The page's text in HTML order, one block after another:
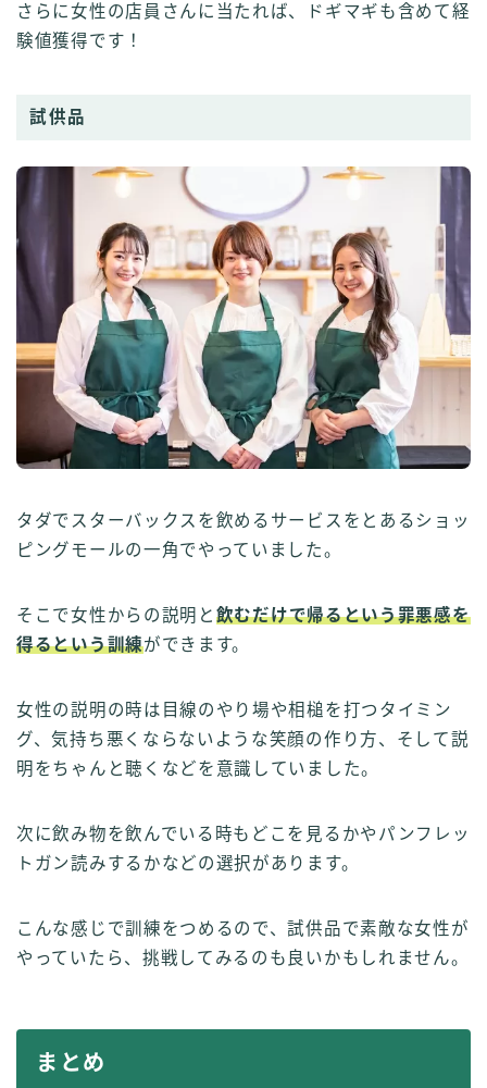
さらに女性の店員さんに当たれば、ドギマギも含めて経
験値獲得です！
試供品
タダでスターバックスを飲めるサービスをとあるショッ
ピングモールの一角でやっていました。
そこで女性からの説明と 飲むだけで帰るという罪悪感を
得るという訓練ができます。
女性の説明の時は目線のやり場や相槌を打つタイミン
グ、気持ち悪くならないような笑顔の作り方、そして説
明をちゃんと聴くなどを意識していました。
次に飲み物を飲んでいる時もどこを見るかやパンフレッ
トガン読みするかなどの選択があります。
こんな感じで訓練をつめるので、試供品で素敵な女性が
やっていたら、挑戦してみるのも良いかもしれません。
まとめ